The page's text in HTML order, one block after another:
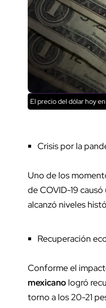
El precio del dólar hoy
Crisis por la
Uno de los
de COVID-19
alcanzó niveles
Recuperación
Conforme el
mexicano logró
torno a los 20-21